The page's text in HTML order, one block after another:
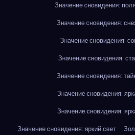
Значение сновидения:
Значение сновидения:
Значение сновидения:
Значение сновидения:
Значение сновидения:
Значение сновидения:
Значение сновидения:
Значение сновидения: яркий свет